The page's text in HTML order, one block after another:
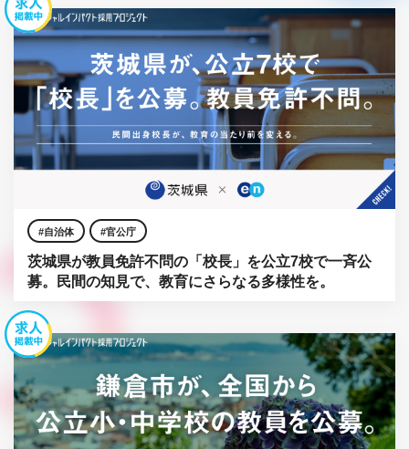
自治体 官公庁
茨城県が教員免許不問の「校長」を公立7校で一斉公
募。民間の知見で、教育にさらなる多様性を。